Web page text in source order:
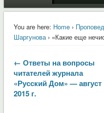
You are here: Home›
Шаргунова› «Какие еще
← Ответы на вопросы
читателей журнала
«Русский Дом» — август
2015 г.